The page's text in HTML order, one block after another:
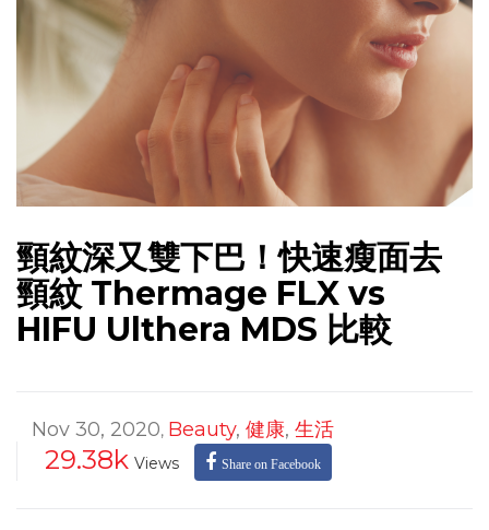
頸紋深又雙下巴！快速瘦面去
頸紋 Thermage FLX vs
HIFU Ulthera MDS 比較
Nov 30, 2020, Beauty, 健康, 生活
29.38k Views Share on Facebook